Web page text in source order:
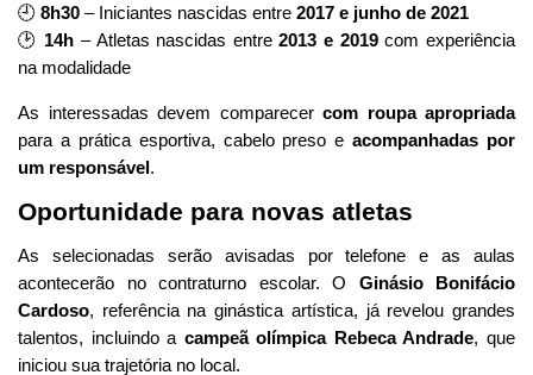
🕘 8h30 – Iniciantes nascidas entre 2017 e junho de 2021
🕑 14h – Atletas nascidas entre2013 e 2019com experiência
na modalidade
As interessadas devem comparecer com roupa apropriada
para a prática esportiva, cabelo preso eacompanhadas por
um responsável.
Oportunidade para novas atletas
As selecionadas serão avisadas por telefone e as aulas
acontecerão no contraturno escolar. O Ginásio Bonifácio
Cardoso, referência na ginástica artística, já revelou grandes
talentos, incluindo a campeã olímpica Rebeca Andrade, que
iniciou sua trajetória no local.